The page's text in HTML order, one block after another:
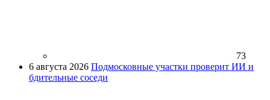
73
6 августа 2026 Подмосковные участки проверит ИИ и
бдительные соседи